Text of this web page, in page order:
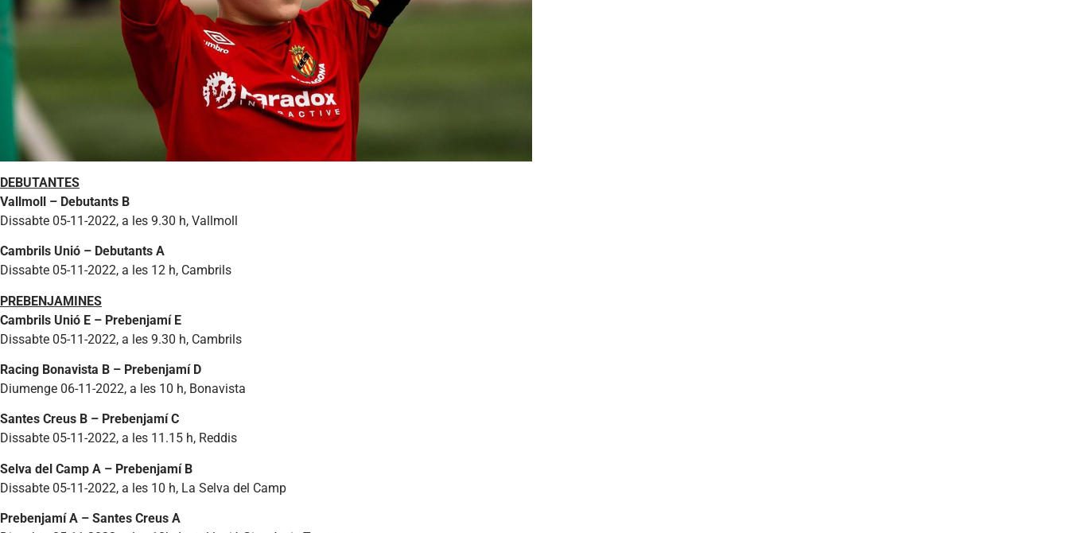
DEBUTANTES
Vallmoll – Debutants B
Dissabte 05-11-2022, a les 9.30 h, Vallmoll
Cambrils Unió – Debutants A
Dissabte 05-11-2022, a les 12 h, Cambrils
PREBENJAMINES
Cambrils Unió E – Prebenjamí E
Dissabte 05-11-2022, a les 9.30 h, Cambrils
Racing Bonavista B – Prebenjamí D
Diumenge 06-11-2022, a les 10 h, Bonavista
Santes Creus B – Prebenjamí C
Dissabte 05-11-2022, a les 11.15 h, Reddis
Selva del Camp A – Prebenjamí B
Dissabte 05-11-2022, a les 10 h, La Selva del Camp
Prebenjamí A – Santes Creus A